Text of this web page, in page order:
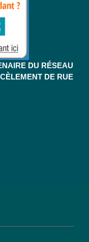
DU RÉSEAU
DE RUE